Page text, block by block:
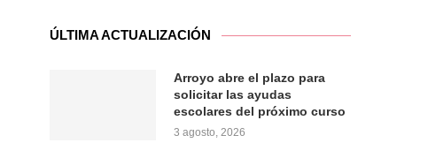
ÚLTIMA ACTUALIZACIÓN
Arroyo abre el plazo para
solicitar las ayudas
escolares del próximo curso
3 agosto, 2026